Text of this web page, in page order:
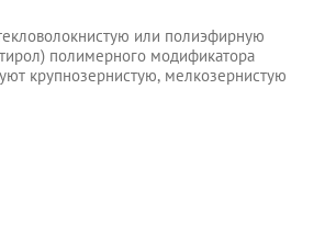
или полиэфирную
полимерного модификатора
крупнозернистую, мелкозернистую